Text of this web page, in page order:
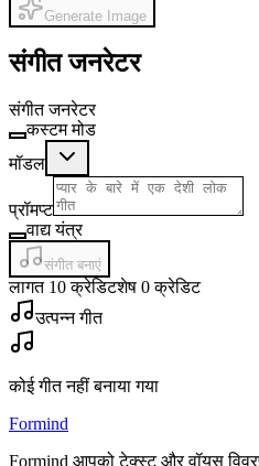
Generate Image
संगीत जनरेटर
संगीत जनरेटर
कस्टम मोड
मॉडल
प्रॉमप्ट
वाद्य यंत्र
संगीत बनाएं
लागत 10 क्रेडिटशेष 0 क्रेडिट
उत्पन्न गीत
कोई गीत नहीं बनाया गया
Formind
Formind आपको टेक्स्ट और वॉयस